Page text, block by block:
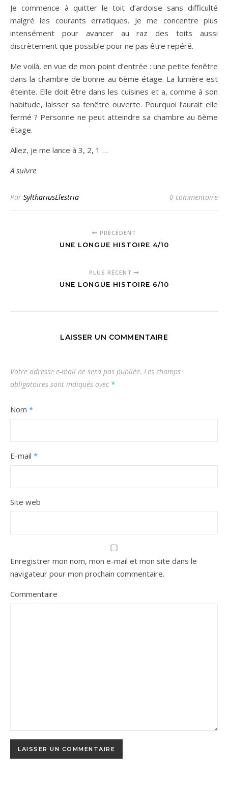
Je commence à quitter le toit d’ardoise sans difficulté
malgré les courants erratiques. Je me concentre plus
intensément pour avancer au raz des toits aussi
discrètement que possible pour ne pas être repéré.
Me voilà, en vue de mon point d’entrée : une petite fenêtre
dans la chambre de bonne au 6ème étage. La lumière est
éteinte. Elle doit être dans les cuisines et a, comme à son
habitude, laisser sa fenêtre ouverte. Pourquoi l’aurait elle
fermé ? Personne ne peut atteindre sa chambre au 6ème
étage.
Allez, je me lance à 3, 2, 1 …
A suivre
Par SylthariusElestria 0 commentaire
PRÉCÉDENT
UNE LONGUE HISTOIRE 4/10
PLUS RÉCENT
UNE LONGUE HISTOIRE 6/10
LAISSER UN COMMENTAIRE
Votre adresse e-mail ne sera pas publiée. Les champs
obligatoires sont indiqués avec *
Nom *
E-mail *
Site web
Enregistrer mon nom, mon e-mail et mon site dans le
navigateur pour mon prochain commentaire.
Commentaire